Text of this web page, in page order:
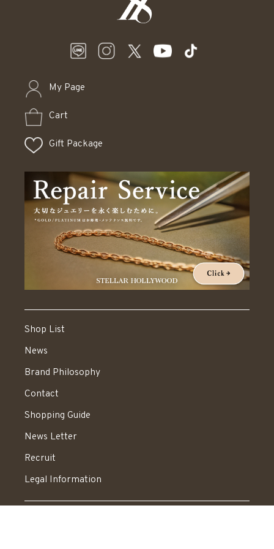
My Page
Cart
Gift Package
Shop List
News
Brand Philosophy
Contact
Shopping Guide
News Letter
Recruit
Legal Information